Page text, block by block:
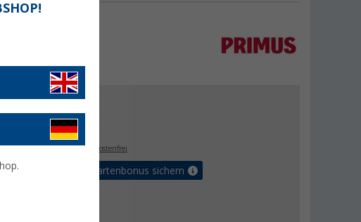
UVP89,99 €
€
versandkostenfrei
Bis zu 5% Vorteilskartenbonus sichern